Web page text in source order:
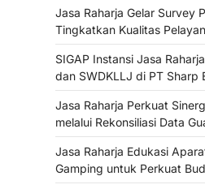
Jasa Raharja Gelar Survey
Tingkatkan Kualitas
SIGAP Instansi Jasa
dan SWDKLLJ di PT Sharp
Jasa Raharja Perkuat
melalui Rekonsiliasi Data
Jasa Raharja Edukasi
Gamping untuk Perkuat